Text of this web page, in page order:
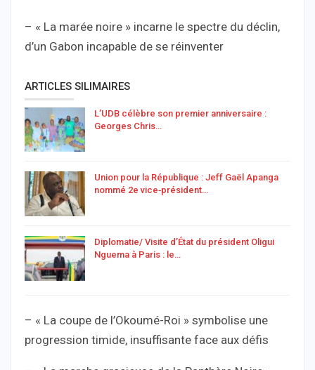
– « La marée noire » incarne le spectre du déclin,
d’un Gabon incapable de se réinventer
ARTICLES SILIMAIRES
L’UDB célèbre son premier anniversaire :
Georges Chris…
Union pour la République : Jeff Gaël Apanga
nommé 2e vice‑président…
Diplomatie/ Visite d’État du président Oligui
Nguema à Paris : le…
– « La coupe de l’Okoumé-Roi » symbolise une
progression timide, insuffisante face aux défis